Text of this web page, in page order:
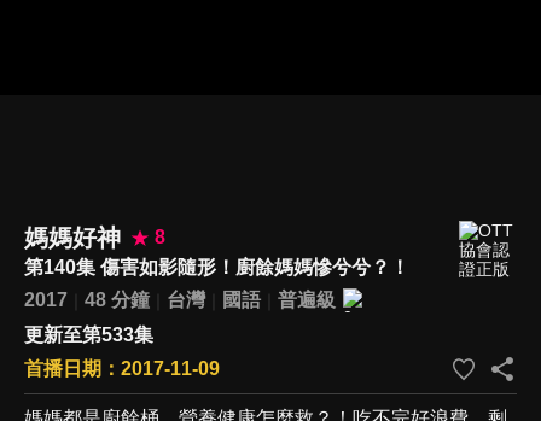
媽媽好神
8
第140集 傷害如影隨形！廚餘媽媽慘兮兮？！
2017
48 分鐘 台灣 國語
普遍級
更新至第533集
首播日期：2017-11-09